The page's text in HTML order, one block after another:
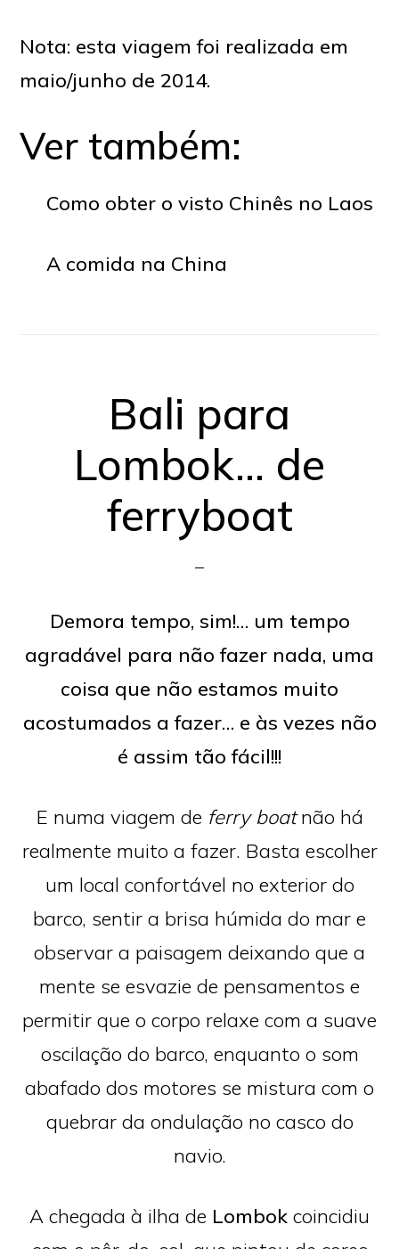
Nota: esta viagem foi realizada em
maio/junho de 2014.
Ver também:
Como obter o visto Chinês no Laos
A comida na China
Bali para
Lombok… de
ferryboat
Demora tempo, sim!… um tempo
agradável para não fazer nada, uma
coisa que não estamos muito
acostumados a fazer… e às vezes não
é assim tão fácil!!!
E numa viagem de ferry boatnão há
realmente muito a fazer. Basta escolher
um local confortável no exterior do
barco, sentir a brisa húmida do mar e
observar a paisagem deixando que a
mente se esvazie de pensamentos e
permitir que o corpo relaxe com a suave
oscilação do barco, enquanto o som
abafado dos motores se mistura com o
quebrar da ondulação no casco do
navio.
A chegada à ilha de Lombok coincidiu